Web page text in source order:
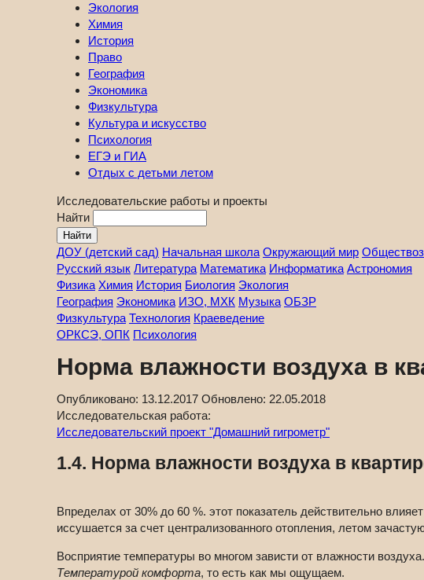
Экология
Химия
История
Право
География
Экономика
Физкультура
Культура и искусство
Психология
ЕГЭ и ГИА
Отдых с детьми летом
Исследовательские работы и проекты
Найти
ДОУ (детский сад) Начальная школа Окружающий мир
Русский язык Литература Математика Информатика Астрономия
Физика Химия История Биология Экология
География Экономика ИЗО, МХК Музыка ОБЗР
Физкультура Технология Краеведение
ОРКСЭ, ОПК Психология
Норма влажности воздуха в
Опубликовано: 13.12.2017 Обновлено: 22.05.2018
Исследовательская работа:
Исследовательский проект "Домашний гигрометр"
1.4. Норма влажности воздуха в
Впределах от 30% до 60 %. этот показатель действительно
иссушается за счет централизованного отопления, летом
Восприятие температуры во многом зависти от влажности
Температурой комфорта, то есть как мы ощущаем.